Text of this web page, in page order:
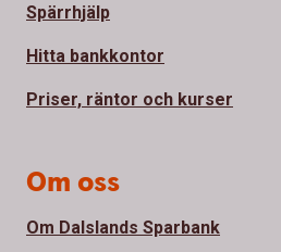
Spärrhjälp
Hitta bankkontor
Priser, räntor och kurser
Om oss
Om Dalslands Sparbank